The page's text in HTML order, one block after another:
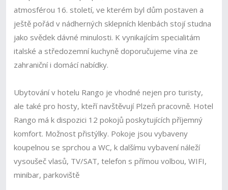
atmosférou 16. století, ve kterém byl dům postaven a
ještě pořád v nádherných sklepních klenbách stojí studna
jako svědek dávné minulosti. K vynikajícím specialitám
italské a středozemní kuchyně doporučujeme vína ze
zahraniční i domácí nabídky.
Ubytování v hotelu Rango je vhodné nejen pro turisty,
ale také pro hosty, kteří navštěvují Plzeň pracovně. Hotel
Rango má k dispozici 12 pokojů poskytujících příjemný
komfort. Možnost přistýlky. Pokoje jsou vybaveny
koupelnou se sprchou a WC, k dalšímu vybavení náleží
vysoušeč vlasů, TV/SAT, telefon s přímou volbou, WIFI,
minibar, parkoviště